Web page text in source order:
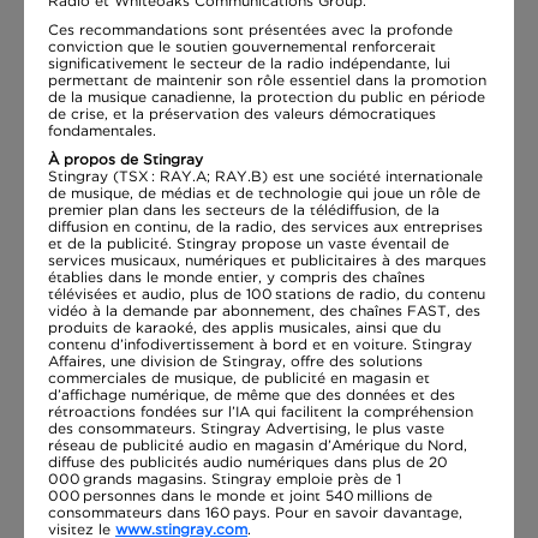
Ces recommandations sont présentées avec la profonde
conviction que le soutien gouvernemental renforcerait
significativement le secteur de la radio indépendante, lui
permettant de maintenir son rôle essentiel dans la promotion
de la musique canadienne, la protection du public en période
de crise, et la préservation des valeurs démocratiques
fondamentales.
À propos de Stingray
Stingray (TSX : RAY.A; RAY.B) est une société internationale
de musique, de médias et de technologie qui joue un rôle de
premier plan dans les secteurs de la télédiffusion, de la
diffusion en continu, de la radio, des services aux entreprises
et de la publicité. Stingray propose un vaste éventail de
services musicaux, numériques et publicitaires à des marques
établies dans le monde entier, y compris des chaînes
télévisées et audio, plus de 100 stations de radio, du contenu
vidéo à la demande par abonnement, des chaînes FAST, des
produits de karaoké, des applis musicales, ainsi que du
contenu d’infodivertissement à bord et en voiture. Stingray
Affaires, une division de Stingray, offre des solutions
commerciales de musique, de publicité en magasin et
d’affichage numérique, de même que des données et des
rétroactions fondées sur l’IA qui facilitent la compréhension
des consommateurs. Stingray Advertising, le plus vaste
réseau de publicité audio en magasin d’Amérique du Nord,
diffuse des publicités audio numériques dans plus de 20
000 grands magasins. Stingray emploie près de 1
000 personnes dans le monde et joint 540 millions de
consommateurs dans 160 pays. Pour en savoir davantage,
visitez le www.stingray.com.